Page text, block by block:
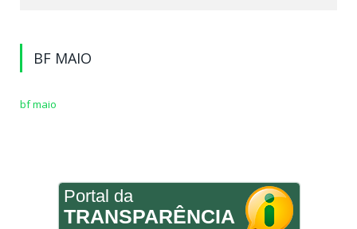
BF MAIO
bf maio
Portal da
TRANSPARÊNCIA